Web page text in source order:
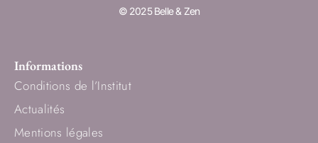
© 2025 Belle & Zen
Informations
Conditions de l’Institut
Actualités
Mentions légales